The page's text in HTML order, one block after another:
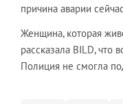
причина аварии
Женщина, которая
рассказала BILD, что
Полиция не смогла